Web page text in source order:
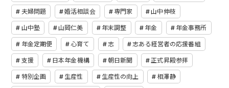
夫婦問題 婚活相談会 専門家 山中伸枝
山中塾 山岡仁美 年末調整 年金 年金事務所
年金定期便 心育て 志 志ある経営者の応援番組
支援 日本年金機構 朝日新聞 正式昇殿参拝
特別企画 生産性 生産性の向上 相澤静